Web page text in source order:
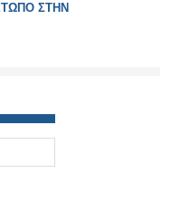
ΣΤΗΝ